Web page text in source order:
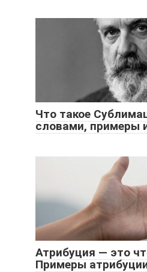
Что такое
словами, примеры
Атрибуция — это
Примеры